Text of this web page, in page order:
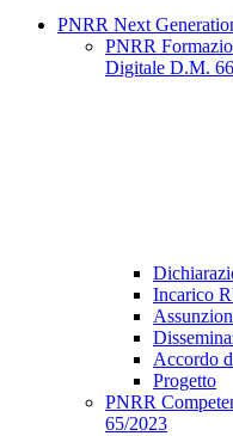
PNRR Next
PNRR
Digitale D.M.
Incarico
Accordo
Progetto
PNRR
65/2023